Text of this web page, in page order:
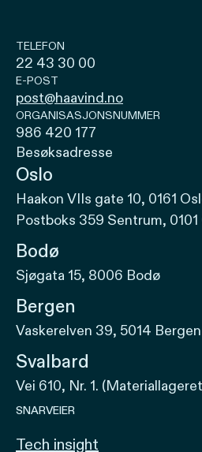
TELEFON
22 43 30 00
E-POST
post@haavind.no
ORGANISASJONSNUMMER
986 420 177
Besøksadresse
Oslo
Haakon VIIs gate 10, 0161
Postboks 359 Sentrum, 0101
Bodø
Sjøgata 15, 8006 Bodø
Bergen
Vaskerelven 39, 5014 Bergen
Svalbard
Vei 610, Nr. 1.
SNARVEIER
Tech insight